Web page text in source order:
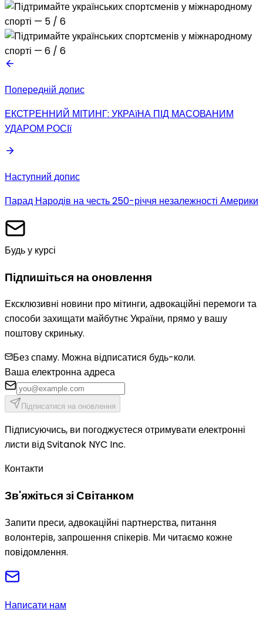
Попередній допис
ЕКСТРЕННИЙ МІТИНГ: УКРАїНА ПІД МАСОВАНИМ
УДАРОМ РОСІї
Наступний допис
Парад Народів на честь 250-річчя незалежності Америки
Будь у курсі
Підпишіться на оновлення
Ексклюзивні новини про мітинги, адвокаційні перемоги та
способи захищати майбутнє України, прямо у вашу
поштову скриньку.
Без спаму. Можна відписатися будь-коли.
Ваша електронна адреса
Підписатися на оновлення
Підписуючись, ви погоджуєтеся отримувати електронні
листи від Svitanok NYC Inc.
Контакти
Зв'яжіться зі Світанком
Запити преси, адвокаційні партнерства, питання
волонтерів, запрошення спікерів. Ми читаємо кожне
повідомлення.
Написати нам